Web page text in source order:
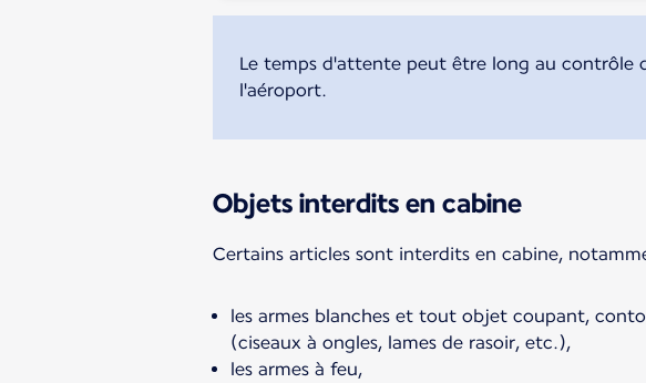
Le temps d'attente peut être long au contrôle
l'aéroport.
Objets interdits en cabine
Certains articles sont interdits en cabine,
les armes blanches et tout objet coupant,
(ciseaux à ongles, lames de rasoir, etc.),
les armes à feu,